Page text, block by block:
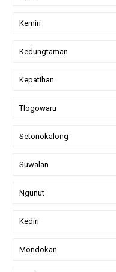
Kemiri
Kedungtaman
Kepatihan
Tlogowaru
Setonokalong
Suwalan
Ngunut
Kediri
Mondokan